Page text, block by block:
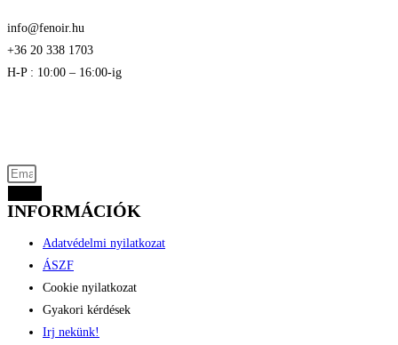
info@fenoir.hu
+36 20 338 1703
H-P : 10:00 – 16:00-ig
INFORMÁCIÓK
Adatvédelmi nyilatkozat
ÁSZF
Cookie nyilatkozat
Gyakori kérdések
Irj nekünk!